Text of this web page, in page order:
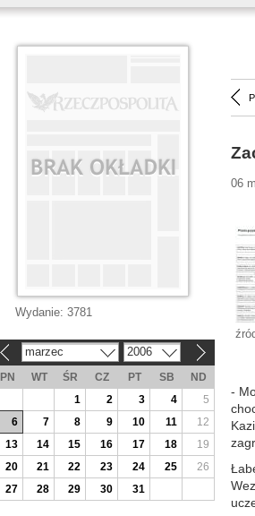
06
-
Wydanie: 3781
marzec 2006
PN WT ŚR CZ PT SB
ND
1
2 3 4
5
6
7 8 9 10 11
12
13
14 15 16 17 18
19
20
21 22 23 24 25
26
27
28 29 30 31